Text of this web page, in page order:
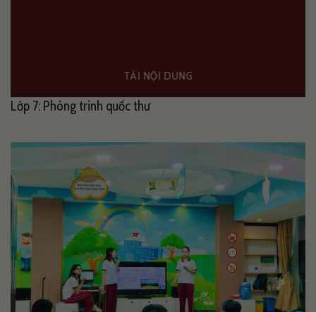
TẢI NỘI DUNG
Lớp 7: Phòng trình quốc thư